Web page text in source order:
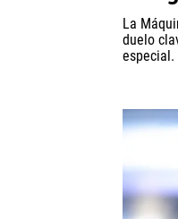
La
duelo
especial.